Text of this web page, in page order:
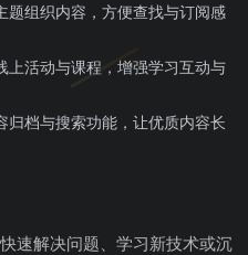
组织内容，方便查找与订阅感
活动与课程，增强学习互动与
档与搜索功能，让优质内容长
速解决问题、学习新技术或沉